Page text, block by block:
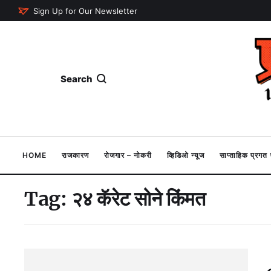
Sign Up for Our Newsletter
Search
HOME राजकारण रोजगार – नोकरी व्हिडिओ न्यूज साप्ताहिक
Tag: २४ कॅरेट सोने किंमत